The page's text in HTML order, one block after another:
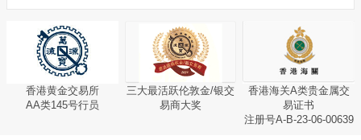
香港黄金交易所
AA类145号行员
三大最活跃伦敦金/银交
易商大奖
香港海关A类贵金属交
易证书
注册号A-B-23-06-00639